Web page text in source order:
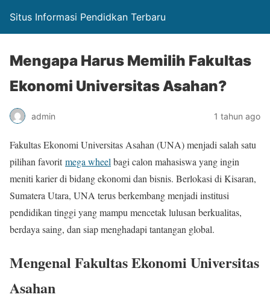
Situs Informasi Pendidkan Terbaru
Mengapa Harus Memilih Fakultas
Ekonomi Universitas Asahan?
admin 1 tahun ago
Fakultas Ekonomi Universitas Asahan (UNA) menjadi salah satu
pilihan favoritmega wheel bagi calon mahasiswa yang ingin
meniti karier di bidang ekonomi dan bisnis. Berlokasi di Kisaran,
Sumatera Utara, UNA terus berkembang menjadi institusi
pendidikan tinggi yang mampu mencetak lulusan berkualitas,
berdaya saing, dan siap menghadapi tantangan global.
Mengenal Fakultas Ekonomi Universitas
Asahan